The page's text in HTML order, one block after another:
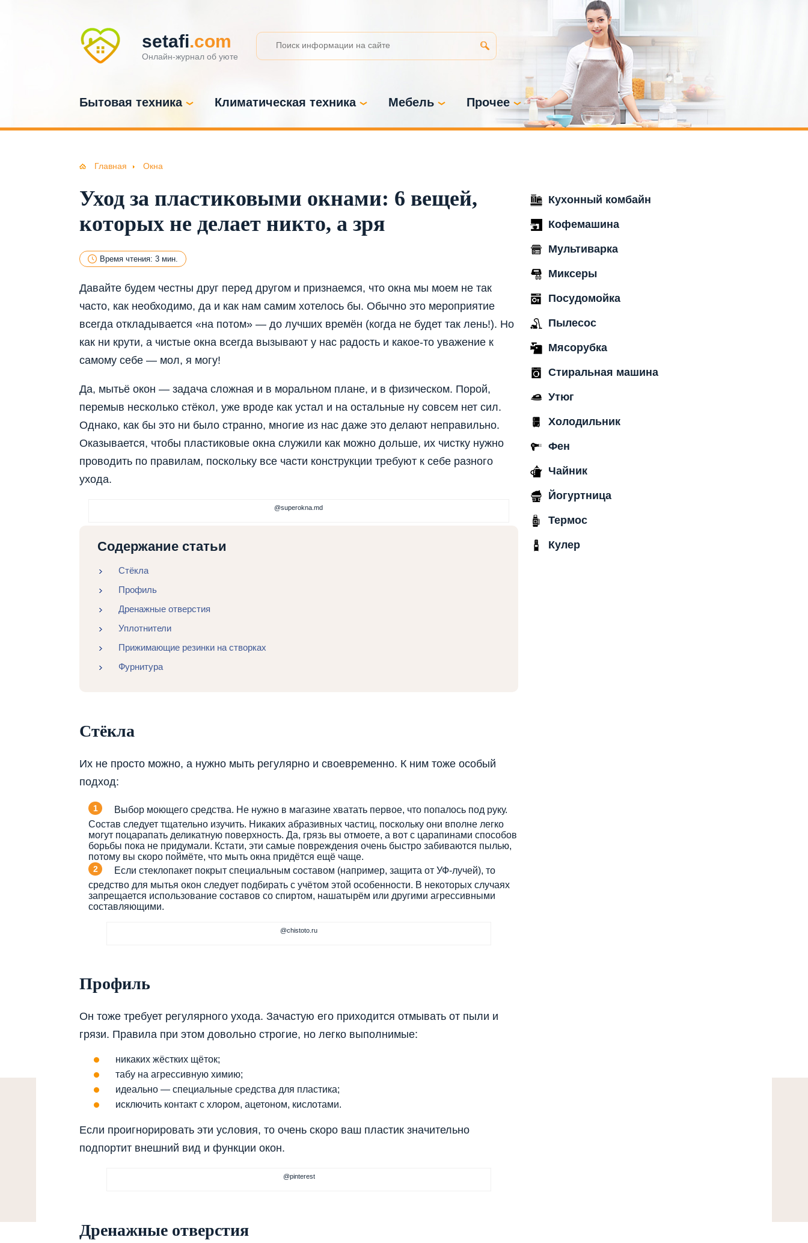
setafi.com
Онлайн-журнал об уюте
Бытовая техника Климатическая техника Мебель Прочее
Главная Окна
Уход за пластиковыми окнами: 6 вещей,
которых не делает никто, а зря
Время чтения: 3 мин.
Давайте будем честны друг перед другом и признаемся, что окна мы моем не так
часто, как необходимо, да и как нам самим хотелось бы. Обычно это мероприятие
всегда откладывается «на потом» — до лучших времён (когда не будет так лень!). Но
как ни крути, а чистые окна всегда вызывают у нас радость и какое-то уважение к
самому себе — мол, я могу!
Да, мытьё окон — задача сложная и в моральном плане, и в физическом. Порой,
перемыв несколько стёкол, уже вроде как устал и на остальные ну совсем нет сил.
Однако, как бы это ни было странно, многие из нас даже это делают неправильно.
Оказывается, чтобы пластиковые окна служили как можно дольше, их чистку нужно
проводить по правилам, поскольку все части конструкции требуют к себе разного
ухода.
@superokna.md
Содержание статьи
Стёкла
Профиль
Дренажные отверстия
Уплотнители
Прижимающие резинки на створках
Фурнитура
Стёкла
Их не просто можно, а нужно мыть регулярно и своевременно. К ним тоже особый
подход:
Выбор моющего средства. Не нужно в магазине хватать первое, что попалось под руку.
Состав следует тщательно изучить. Никаких абразивных частиц, поскольку они вполне легко
могут поцарапать деликатную поверхность. Да, грязь вы отмоете, а вот с царапинами способов
борьбы пока не придумали. Кстати, эти самые повреждения очень быстро забиваются пылью,
потому вы скоро поймёте, что мыть окна придётся ещё чаще.
Если стеклопакет покрыт специальным составом (например, защита от УФ-лучей), то
средство для мытья окон следует подбирать с учётом этой особенности. В некоторых случаях
запрещается использование составов со спиртом, нашатырём или другими агрессивными
составляющими.
@chistoto.ru
Профиль
Он тоже требует регулярного ухода. Зачастую его приходится отмывать от пыли и
грязи. Правила при этом довольно строгие, но легко выполнимые:
никаких жёстких щёток;
табу на агрессивную химию;
идеально — специальные средства для пластика;
исключить контакт с хлором, ацетоном, кислотами.
Если проигнорировать эти условия, то очень скоро ваш пластик значительно
подпортит внешний вид и функции окон.
@pinterest
Дренажные отверстия
Кухонный комбайн
Кофемашина
Мультиварка
Миксеры
Посудомойка
Пылесос
Мясорубка
Стиральная машина
Утюг
Холодильник
Фен
Чайник
Йогуртница
Термос
Кулер